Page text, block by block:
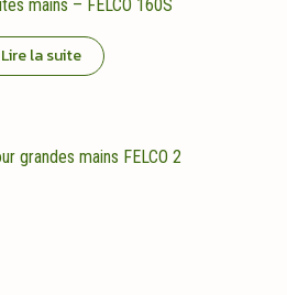
mains – FELCO 160S
Lire la suite